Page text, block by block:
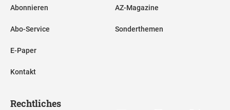
Abonnieren
Abo-Service
E-Paper
Kontakt
AZ-Magazine
Sonderthemen
Rechtliches